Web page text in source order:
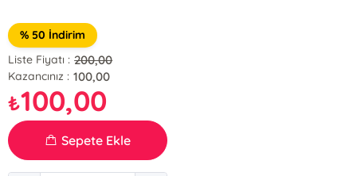
% 50 İndirim
Liste Fiyatı : 200,00
Kazancınız : 100,00
₺100,00
Sepete Ekle